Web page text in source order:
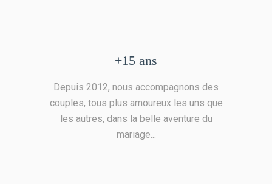
+15 ans
Depuis 2012, nous accompagnons des
couples, tous plus amoureux les uns que
les autres, dans la belle aventure du
mariage...